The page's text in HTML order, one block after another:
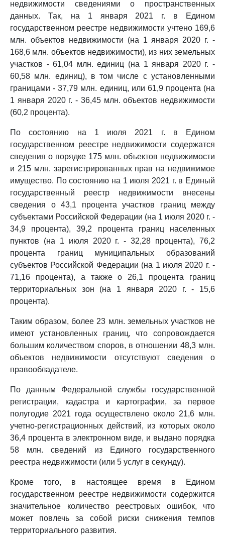
недвижимости сведениями о пространственных
данных. Так, на 1 января 2021 г. в Едином
государственном реестре недвижимости учтено 169,6
млн. объектов недвижимости (на 1 января 2020 г. -
168,6 млн. объектов недвижимости), из них земельных
участков - 61,04 млн. единиц (на 1 января 2020 г. -
60,58 млн. единиц), в том числе с установленными
границами - 37,79 млн. единиц, или 61,9 процента (на
1 января 2020 г. - 36,45 млн. объектов недвижимости
(60,2 процента).
По состоянию на 1 июля 2021 г. в Едином
государственном реестре недвижимости содержатся
сведения о порядке 175 млн. объектов недвижимости
и 215 млн. зарегистрированных прав на недвижимое
имущество. По состоянию на 1 июля 2021 г. в Единый
государственный реестр недвижимости внесены
сведения о 43,1 процента участков границ между
субъектами Российской Федерации (на 1 июля 2020 г. -
34,9 процента), 39,2 процента границ населенных
пунктов (на 1 июля 2020 г. - 32,28 процента), 76,2
процента границ муниципальных образований
субъектов Российской Федерации (на 1 июля 2020 г. -
71,16 процента), а также о 26,1 процента границ
территориальных зон (на 1 января 2020 г. - 15,6
процента).
Таким образом, более 23 млн. земельных участков не
имеют установленных границ, что сопровождается
большим количеством споров, в отношении 48,3 млн.
объектов недвижимости отсутствуют сведения о
правообладателе.
По данным Федеральной службы государственной
регистрации, кадастра и картографии, за первое
полугодие 2021 года осуществлено около 21,6 млн.
учетно-регистрационных действий, из которых около
36,4 процента в электронном виде, и выдано порядка
58 млн. сведений из Единого государственного
реестра недвижимости (или 5 услуг в секунду).
Кроме того, в настоящее время в Едином
государственном реестре недвижимости содержится
значительное количество реестровых ошибок, что
может повлечь за собой риски снижения темпов
территориального развития.